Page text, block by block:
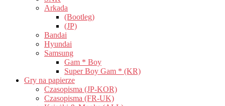
Arkada
(Bootleg)
(JP)
Bandai
Hyundai
Samsung
Gam * Boy
Super Boy Gam * (KR)
Gry na papierze
Czasopisma (JP-KOR)
Czasopisma (FR-UK)